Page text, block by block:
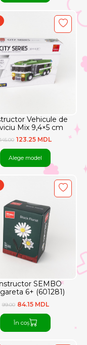
Vehicule de
Mix 9,4×5 cm
123.25 MDL
Alege model
SEMBO
6+ (601281)
99.00 84.15 MDL
În coș